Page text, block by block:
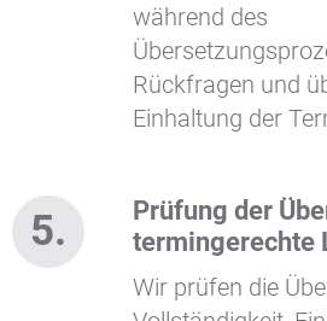
während des
Rückfragen und
Einhaltung der
Prüfung der
termingerechte
Wir prüfen die